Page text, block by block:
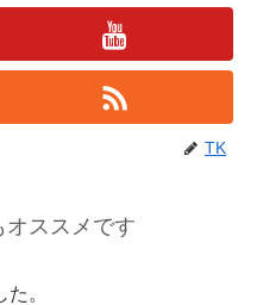
TK
ススメです
。